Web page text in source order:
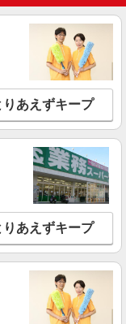
細を見る
円以上（残業・休
費全額支
・バイク通勤OK
詳細を見る
（日勤）
支給（規定あり）
務＋残業20h）
山1-701-12
りあえずキープ
りあえずキープ